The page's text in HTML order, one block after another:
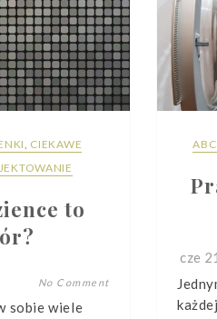
CIEKAWE
to
No Comment
sobie wiele
cze